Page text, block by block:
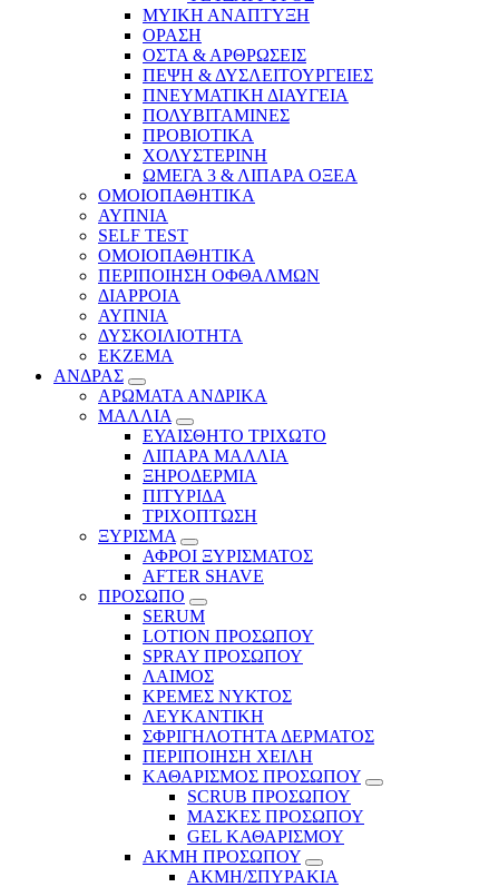
ΜΥΙΚΗ ΑΝΑΠΤΥΞΗ
ΟΡΑΣΗ
ΟΣΤΑ & ΑΡΘΡΩΣΕΙΣ
ΠΕΨΗ & ΔΥΣΛΕΙΤΟΥΡΓΕΙΕΣ
ΠΝΕΥΜΑΤΙΚΗ ΔΙΑΥΓΕΙΑ
ΠΟΛΥΒΙΤΑΜΙΝΕΣ
ΠΡΟΒΙΟΤΙΚΑ
ΧΟΛΥΣΤΕΡΙΝΗ
ΩΜΕΓΑ 3 & ΛΙΠΑΡΑ ΟΞΕΑ
ΟΜΟΙΟΠΑΘΗΤΙΚΑ
ΑΥΠΝΙΑ
SELF TEST
ΟΜΟΙΟΠΑΘΗΤΙΚΑ
ΠΕΡΙΠΟΙΗΣΗ ΟΦΘΑΛΜΩΝ
ΔΙΑΡΡΟΙΑ
ΑΥΠΝΙΑ
ΔΥΣΚΟΙΛΙΟΤΗΤΑ
ΕΚΖΕΜΑ
ΑΝΔΡΑΣ
ΑΡΩΜΑΤΑ ΑΝΔΡΙΚΑ
ΜΑΛΛΙΑ
ΕΥΑΙΣΘΗΤΟ ΤΡΙΧΩΤΟ
ΛΙΠΑΡΑ ΜΑΛΛΙΑ
ΞΗΡΟΔΕΡΜΙΑ
ΠΙΤΥΡΙΔΑ
ΤΡΙΧΟΠΤΩΣΗ
ΞΥΡΙΣΜΑ
ΑΦΡΟΙ ΞΥΡΙΣΜΑΤΟΣ
AFTER SHAVE
ΠΡΟΣΩΠΟ
SERUM
LOTION ΠΡΟΣΩΠΟΥ
SPRAY ΠΡΟΣΩΠΟΥ
ΛΑΙΜΟΣ
ΚΡΕΜΕΣ ΝΥΚΤΟΣ
ΛΕΥΚΑΝΤΙΚΗ
ΣΦΡΙΓΗΛΟΤΗΤΑ ΔΕΡΜΑΤΟΣ
ΠΕΡΙΠΟΙΗΣΗ ΧΕΙΛΗ
ΚΑΘΑΡΙΣΜΟΣ ΠΡΟΣΩΠΟΥ
SCRUB ΠΡΟΣΩΠΟΥ
ΜΑΣΚΕΣ ΠΡΟΣΩΠΟΥ
GEL ΚΑΘΑΡΙΣΜΟΥ
ΑΚΜΗ ΠΡΟΣΩΠΟΥ
ΑΚΜΗ/ΣΠΥΡΑΚΙΑ